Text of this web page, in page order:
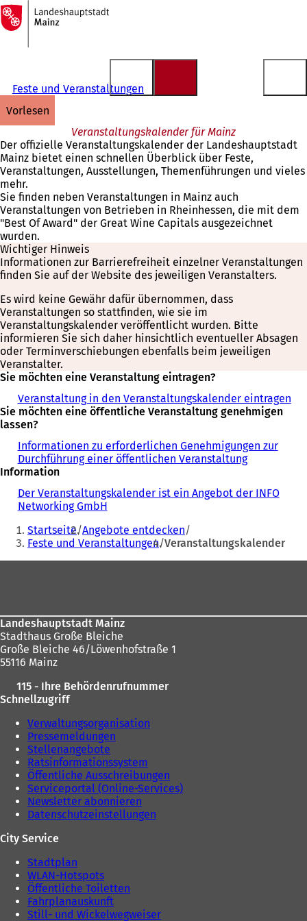
Inhalt anspringen
Zur
Startseite
Feste und Veranstaltungen
vorlesen
Veranstaltungskalender für Mainz
Der offizielle Veranstaltungskalender der Landeshauptstadt
Mainz bietet einen schnellen Überblick über Feste,
Veranstaltungen, Ausstellungen, Themenführungen und vieles
mehr.
Sie finden neben Veranstaltungen in Mainz auch
Veranstaltungen von Betrieben in Rheinhessen, die mit dem
"Best Of Award" der Great Wine Capitals ausgezeichnet
wurden.
Wichtiger Hinweis
Informationen zur Barrierefreiheit einzelner Veranstaltungen
finden Sie auf der Website des jeweiligen Veranstalters.
Es wird keine Gewähr dafür übernommen, dass
Veranstaltungen so stattfinden, wie sie im
Veranstaltungskalender veröffentlicht wurden. Bitte
informieren Sie sich daher hinsichtlich eventueller Absagen
oder Terminverschiebungen ebenfalls beim jeweiligen
Veranstalter.
Sie möchten eine Veranstaltung eintragen?
Veranstaltung in den Veranstaltungskalender eintragen
Sie möchten eine öffentliche Veranstaltung genehmigen
lassen?
Informationen zu erforderlichen Genehmigungen zur
Durchführung einer öffentlichen Veranstaltung
Information
Der Veranstaltungskalender ist ein Angebot der INFO
Networking GmbH
Sie
befinden
sich
Startseite Angebote entdecken
Feste und Veranstaltungen Veranstaltungskalender
Landeshauptstadt Mainz
Stadthaus Große Bleiche
Große Bleiche 46/Löwenhofstraße 1
55116 Mainz
115 - Ihre Behördenrufnummer
Schnellzugriff
Verwaltungsorganisation
Pressemeldungen
Stellenangebote
Ratsinformationssystem
Öffentliche Ausschreibungen
Serviceportal (Online-Services)
Newsletter abonnieren
Datenschutzeinstellungen
City Service
Stadtplan
WLAN-Hotspots
Öffentliche Toiletten
Fahrplanauskunft
Still- und Wickelwegweiser